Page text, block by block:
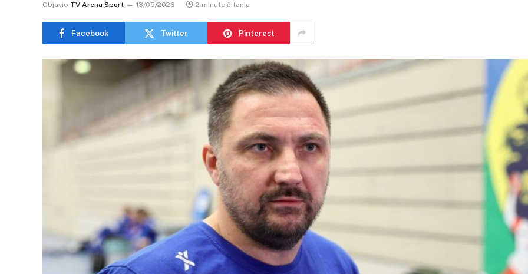
Objavio TV Arena Sport 13/05/2026 2 minute čitanja
Facebook Twitter Pinterest